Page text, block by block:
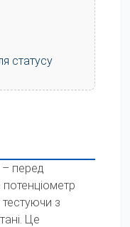
статусу
– перед
з
Це